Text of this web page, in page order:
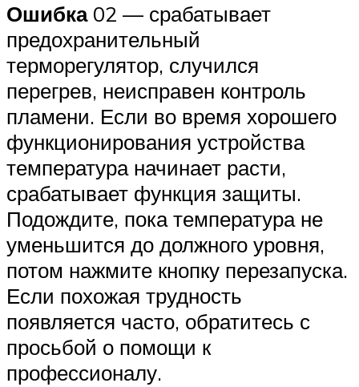
Ошибка02 — срабатывает
предохранительный
терморегулятор, случился
перегрев, неисправен контроль
пламени. Если во время хорошего
функционирования устройства
температура начинает расти,
срабатывает функция защиты.
Подождите, пока температура не
уменьшится до должного уровня,
потом нажмите кнопку перезапуска.
Если похожая трудность
появляется часто, обратитесь с
просьбой о помощи к
профессионалу.